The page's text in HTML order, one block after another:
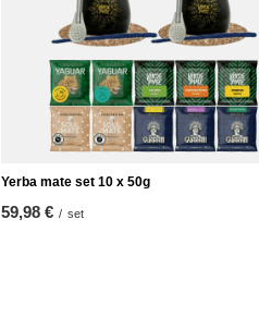
Yerba mate set 10 x 50g
59,98 € / set